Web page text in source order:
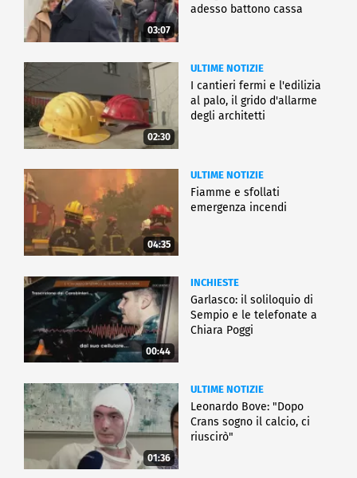
03:07
adesso battono cassa
02:30
ULTIME NOTIZIE
I cantieri fermi e l'edilizia
al palo, il grido d'allarme
degli architetti
04:35
ULTIME NOTIZIE
Fiamme e sfollati
emergenza incendi
00:44
INCHIESTE
Garlasco: il soliloquio di
Sempio e le telefonate a
Chiara Poggi
01:36
ULTIME NOTIZIE
Leonardo Bove: "Dopo
Crans sogno il calcio, ci
riuscirò"